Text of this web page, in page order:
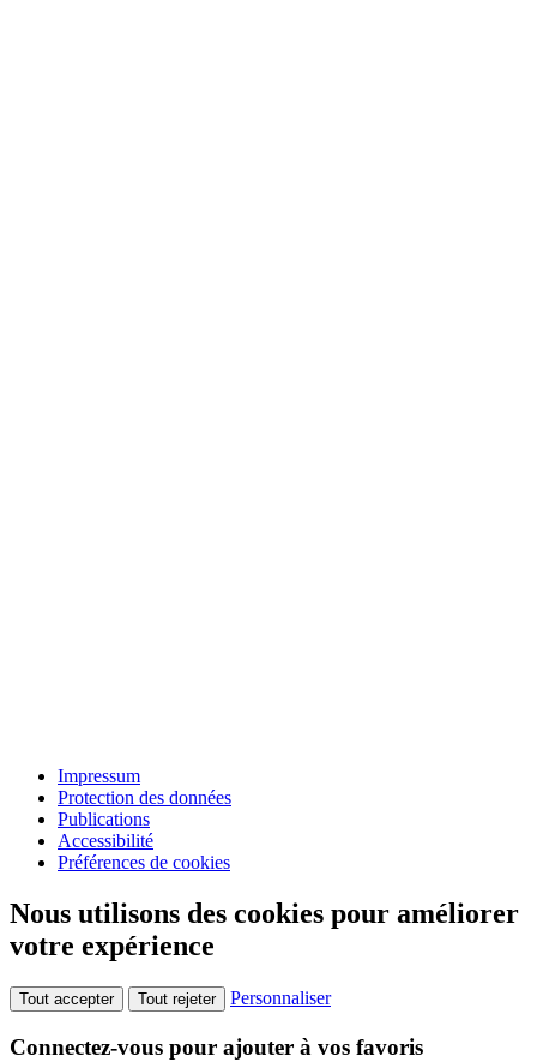
Impressum
Protection des données
Publications
Accessibilité
Préférences de cookies
Nous utilisons des cookies pour améliorer
votre expérience
Tout accepter Tout rejeter Personnaliser
Connectez-vous pour ajouter à vos favoris